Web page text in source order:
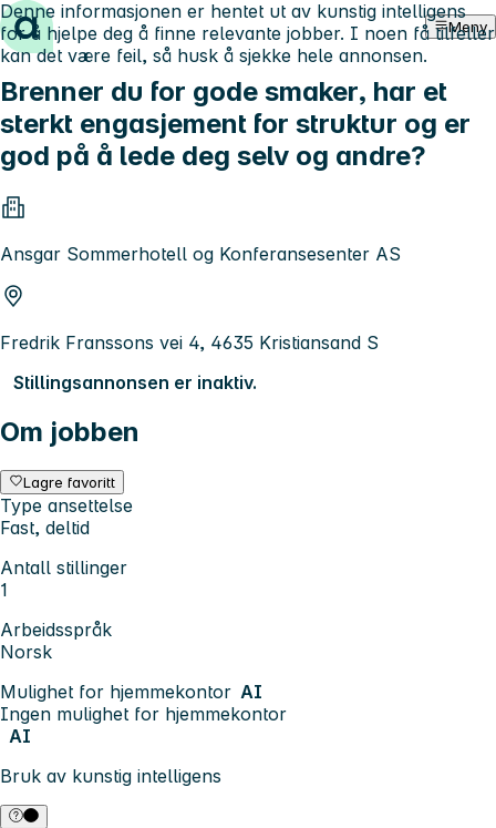
Hopp til innhold Meny
Brenner du for gode smaker, har et
sterkt engasjement for struktur og er
god på å lede deg selv og andre?
Ansgar Sommerhotell og Konferansesenter AS
Fredrik Franssons vei 4, 4635 Kristiansand S
Stillingsannonsen er inaktiv.
Om jobben
Lagre favoritt
Type ansettelse
Fast, deltid
Antall stillinger
1
Arbeidsspråk
Norsk
Mulighet for hjemmekontor AI
Ingen mulighet for hjemmekontor
AI
Bruk av kunstig intelligens
Denne informasjonen er hentet ut av kunstig intelligens
for å hjelpe deg å finne relevante jobber. I noen få tilfeller
kan det være feil, så husk å sjekke hele annonsen.